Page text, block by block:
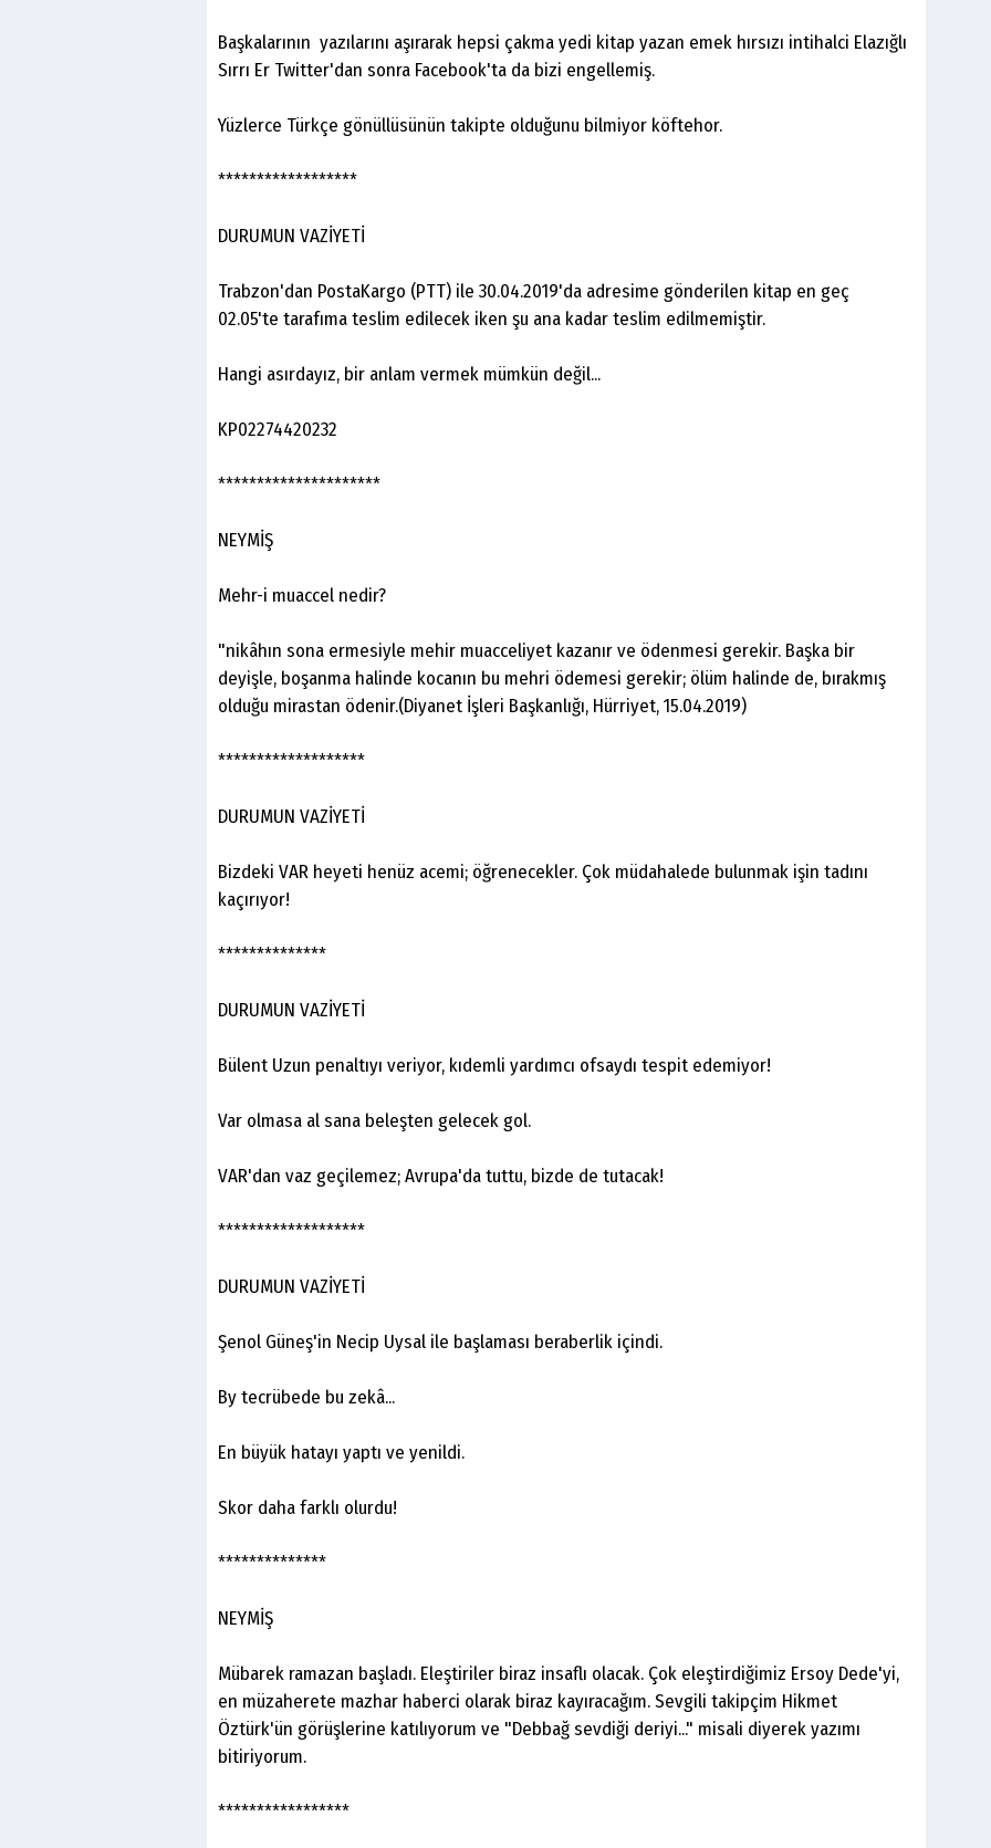
Başkalarının yazılarını aşırarak hepsi çakma yedi kitap yazan emek hırsızı intihalci Elazığlı
Sırrı Er Twitter'dan sonra Facebook'ta da bizi engellemiş.
Yüzlerce Türkçe gönüllüsünün takipte olduğunu bilmiyor köftehor.
******************
DURUMUN VAZİYETİ
Trabzon'dan PostaKargo (PTT) ile 30.04.2019'da adresime gönderilen kitap en geç
02.05'te tarafıma teslim edilecek iken şu ana kadar teslim edilmemiştir.
Hangi asırdayız, bir anlam vermek mümkün değil...
KP02274420232
*********************
NEYMİŞ
Mehr-i muaccel nedir?
"nikâhın sona ermesiyle mehir muacceliyet kazanır ve ödenmesi gerekir. Başka bir
deyişle, boşanma halinde kocanın bu mehri ödemesi gerekir; ölüm halinde de, bırakmış
olduğu mirastan ödenir.(Diyanet İşleri Başkanlığı, Hürriyet, 15.04.2019)
*******************
DURUMUN VAZİYETİ
Bizdeki VAR heyeti henüz acemi; öğrenecekler. Çok müdahalede bulunmak işin tadını
kaçırıyor!
**************
DURUMUN VAZİYETİ
Bülent Uzun penaltıyı veriyor, kıdemli yardımcı ofsaydı tespit edemiyor!
Var olmasa al sana beleşten gelecek gol.
VAR'dan vaz geçilemez; Avrupa'da tuttu, bizde de tutacak!
*******************
DURUMUN VAZİYETİ
Şenol Güneş'in Necip Uysal ile başlaması beraberlik içindi.
By tecrübede bu zekâ...
En büyük hatayı yaptı ve yenildi.
Skor daha farklı olurdu!
**************
NEYMİŞ
Mübarek ramazan başladı. Eleştiriler biraz insaflı olacak. Çok eleştirdiğimiz Ersoy Dede'yi,
en müzaherete mazhar haberci olarak biraz kayıracağım. Sevgili takipçim Hikmet
Öztürk'ün görüşlerine katılıyorum ve "Debbağ sevdiği deriyi..." misali diyerek yazımı
bitiriyorum.
*****************